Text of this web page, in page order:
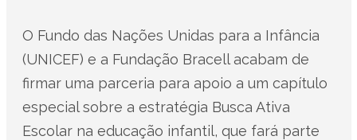
O Fundo das Nações Unidas para a Infância
(UNICEF) e a Fundação Bracell acabam de
firmar uma parceria para apoio a um capítulo
especial sobre a estratégia Busca Ativa
Escolar na educação infantil, que fará parte